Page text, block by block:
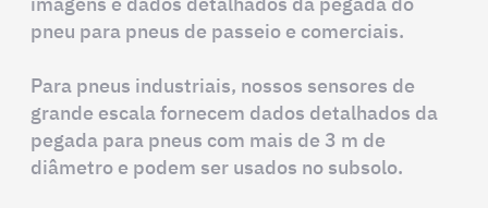
pneu para pneus de passeio e comerciais.
Para pneus industriais, nossos sensores de
grande escala fornecem dados detalhados da
pegada para pneus com mais de 3 m de
diâmetro e podem ser usados no subsolo.